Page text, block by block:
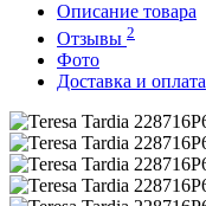
Описание товара
Отзывы 2
Фото
Доставка и оплата